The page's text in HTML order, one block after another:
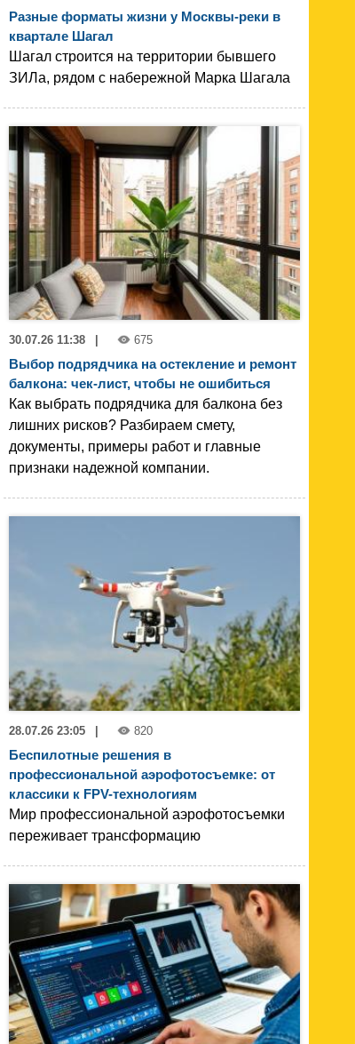
Разные форматы жизни у Москвы-реки в
квартале Шагал
Шагал строится на территории бывшего
ЗИЛа, рядом с набережной Марка Шагала
30.07.26 11:38 675
Выбор подрядчика на остекление и ремонт
балкона: чек-лист, чтобы не ошибиться
Как выбрать подрядчика для балкона без
лишних рисков? Разбираем смету,
документы, примеры работ и главные
признаки надежной компании.
28.07.26 23:05 820
Беспилотные решения в
профессиональной аэрофотосъемке: от
классики к FPV-технологиям
Мир профессиональной аэрофотосъемки
переживает трансформацию